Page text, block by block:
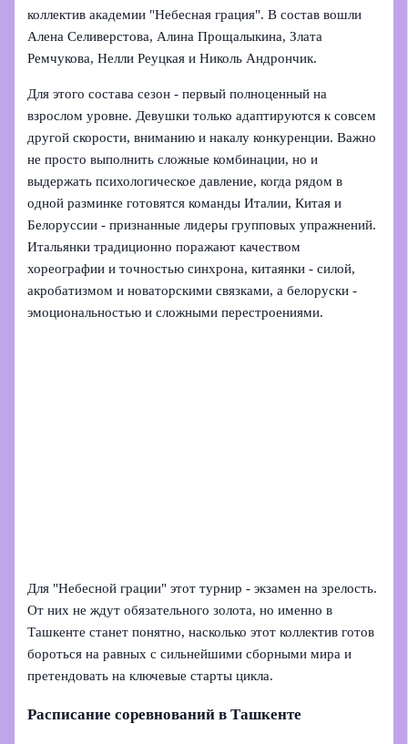
коллектив академии "Небесная грация". В состав вошли
Алена Селиверстова, Алина Прощалыкина, Злата
Ремчукова, Нелли Реуцкая и Николь Андрончик.
Для этого состава сезон - первый полноценный на
взрослом уровне. Девушки только адаптируются к совсем
другой скорости, вниманию и накалу конкуренции. Важно
не просто выполнить сложные комбинации, но и
выдержать психологическое давление, когда рядом в
одной разминке готовятся команды Италии, Китая и
Белоруссии - признанные лидеры групповых упражнений.
Итальянки традиционно поражают качеством
хореографии и точностью синхрона, китаянки - силой,
акробатизмом и новаторскими связками, а белоруски -
эмоциональностью и сложными перестроениями.
Для "Небесной грации" этот турнир - экзамен на зрелость.
От них не ждут обязательного золота, но именно в
Ташкенте станет понятно, насколько этот коллектив готов
бороться на равных с сильнейшими сборными мира и
претендовать на ключевые старты цикла.
Расписание соревнований в Ташкенте